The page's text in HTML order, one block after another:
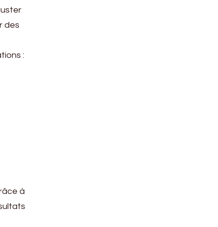
des
:
à